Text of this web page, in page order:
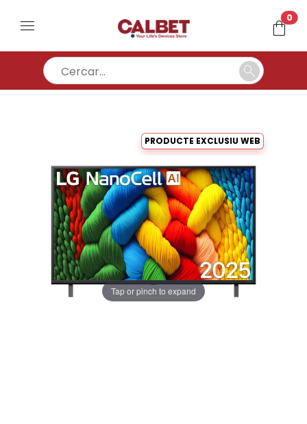
menu shopping_bag0
search
PRODUCTE EXCLUSIU WEB
Tap or pinch to expand